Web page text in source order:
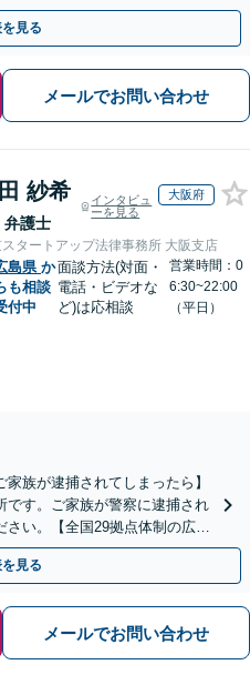
見る
メールでお問い合わせ
紗希
弁護士
インタビュ
ーを見る
大阪府
タートアップ法律事務所 大阪支店
島県 か
も相談
付中
面談方法(対面・
電話・ビデオな
ど)は応相談
営業時間：0
6:30~22:00
（平日）
族が逮捕されてしまったら】
です。ご家族が警察に逮捕され
い。【全国29拠点体制の広域
談可(予約制)】
見る
メールでお問い合わせ